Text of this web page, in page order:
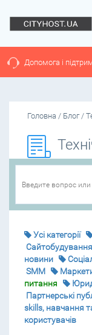
Допомога і
Головна / Блог/
Усі категорії
Cайтобудування
новини
SMM
питання
Партнерські
skills, навчання
користувачів